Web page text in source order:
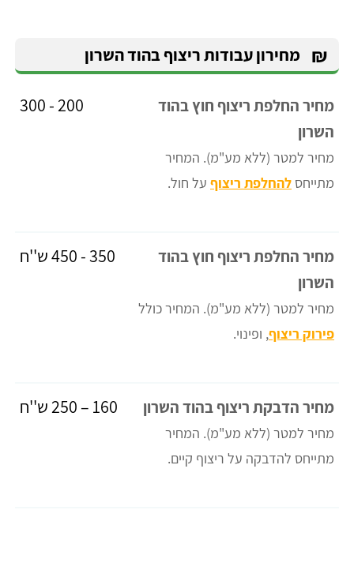
₪ מחירון עבודות ריצוף בהוד השרון
מחיר החלפת ריצוף חוץ בהוד
השרון
מחיר למטר (ללא מע"מ). המחיר
מתייחס להחלפת ריצוף על חול.
200 - 300
מחיר החלפת ריצוף חוץ בהוד
השרון
מחיר למטר (ללא מע"מ). המחיר כולל
פירוק ריצוף, ופינוי.
350 - 450 ש''ח
מחיר הדבקת ריצוף בהוד השרון
מחיר למטר (ללא מע"מ). המחיר
מתייחס להדבקה על ריצוף קיים.
160 – 250 ש''ח